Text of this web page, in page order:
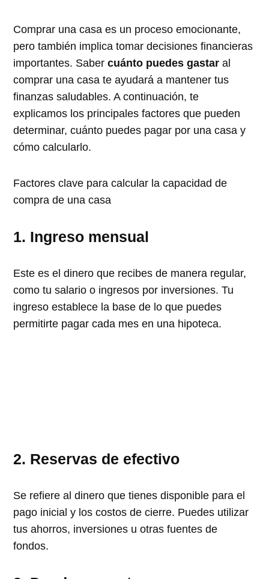
Comprar una casa es un proceso emocionante,
pero también implica tomar decisiones financieras
importantes. Sabercuánto puedes gastar al
comprar una casa te ayudará a mantener tus
finanzas saludables. A continuación, te
explicamos los principales factores que pueden
determinar, cuánto puedes pagar por una casa y
cómo calcularlo.
Factores clave para calcular la capacidad de
compra de una casa
1. Ingreso mensual
Este es el dinero que recibes de manera regular,
como tu salario o ingresos por inversiones. Tu
ingreso establece la base de lo que puedes
permitirte pagar cada mes en una hipoteca.
2. Reservas de efectivo
Se refiere al dinero que tienes disponible para el
pago inicial y los costos de cierre. Puedes utilizar
tus ahorros, inversiones u otras fuentes de
fondos.